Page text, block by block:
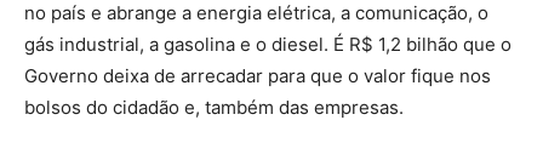
no país e abrange a energia elétrica, a comunicação, o
gás industrial, a gasolina e o diesel. É R$ 1,2 bilhão que o
Governo deixa de arrecadar para que o valor fique nos
bolsos do cidadão e, também das empresas.